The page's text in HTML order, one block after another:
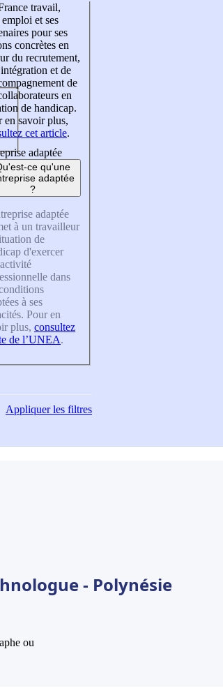
travail,
et ses
pour ses
concrètes en
du recrutement,
et de
de
en
de handicap.
en savoir plus,
cet article.
adaptée
ce qu'une
adaptée
?
adaptée
à un travailleur
de
d'exercer
dans
à ses
Pour en
plus, consultez
de l’UNEA.
Appliquerles filtres
- Polynésie
ou